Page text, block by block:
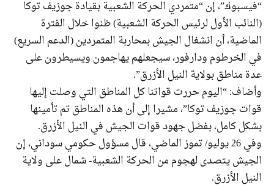
“فيسبوك”، إن “متمردي الحركة الشعبية بقيادة جوزيف توكا
(النائب الأول لرئيس الحركة الشعبية) ظنوا خلال الفترة
الماضية، أن انشغال الجيش بمحاربة المتمردين (الدعم السريع)
في الخرطوم ودارفور، سيجعلهم يهاجمون ويسيطرون على
عدة مناطق بولاية النيل الأزرق”.
وأضاف: “اليوم حررت قواتنا كل المناطق التي وصلت إليها
قوات جوزيف توكا”، مشيرا إلى أن هذه المناطق تم تأمينها
بشكل كامل، بفضل جهود قوات الجيش في النيل الأزرق.
وفي 26 يوليو/ تموز الماضي، قال مسؤول حكومي سوداني، إن
الجيش يتصدى لهجوم من الحركة الشعبية- شمال على ولاية
النيل الأزرق.